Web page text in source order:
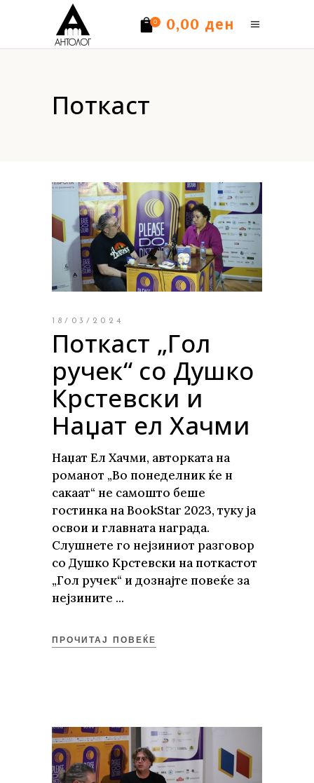
0 0,00 ден
Поткаст
18/03/2024
Поткаст „Гол
ручек“ со Душко
Крстевски и
Наџат ел Хачми
Наџат Ел Хачми, авторката на
романот „Во понеделник ќе н
сакаат“ не самошто беше
гостинка на BookStar 2023, туку ја
освои и главната награда.
Слушнете го нејзиниот разговор
со Душко Крстевски на поткастот
„Гол ручек“ и дознајте повеќе за
нејзините
ПРОЧИТАЈ ПОВЕЌЕ